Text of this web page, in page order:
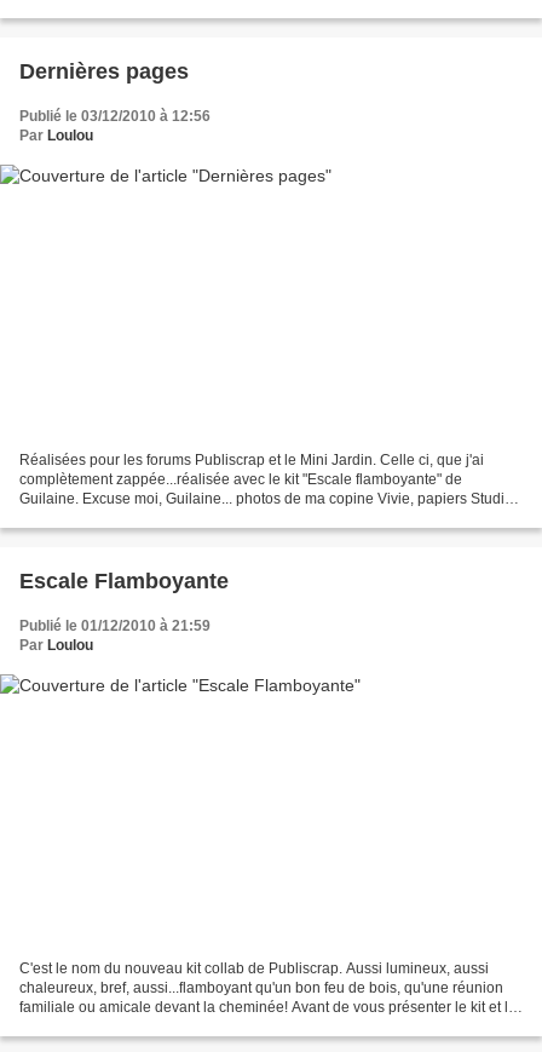
Dernières pages
Publié le 03/12/2010 à 12:56
Par Loulou
Réalisées pour les forums Publiscrap et le Mini Jardin. Celle ci, que j'ai
complètement zappée...réalisée avec le kit "Escale flamboyante" de
Guilaine. Excuse moi, Guilaine... photos de ma copine Vivie, papiers Studio-
Escale Flamboyante
Publié le 01/12/2010 à 21:59
Par Loulou
C'est le nom du nouveau kit collab de Publiscrap. Aussi lumineux, aussi
chaleureux, bref, aussi...flamboyant qu'un bon feu de bois, qu'une réunion
familiale ou amicale devant la cheminée! Avant de vous présenter le kit et le